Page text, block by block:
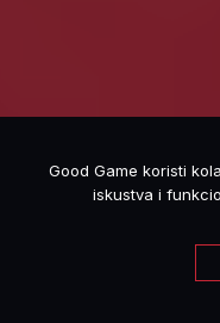
Good Game koristi
iskustva i